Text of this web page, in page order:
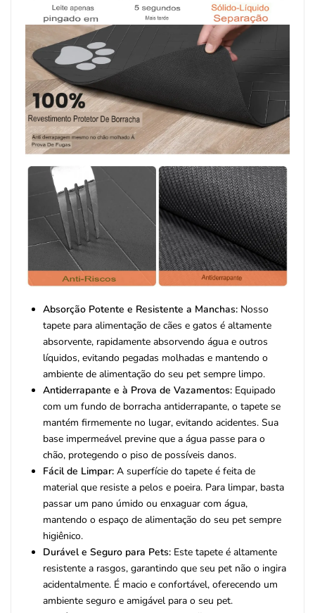
Absorção Potente e Resistente a Manchas: Nosso
tapete para alimentação de cães e gatos é altamente
absorvente, rapidamente absorvendo água e outros
líquidos, evitando pegadas molhadas e mantendo o
ambiente de alimentação do seu pet sempre limpo.
Antiderrapante e à Prova de Vazamentos: Equipado
com um fundo de borracha antiderrapante, o tapete se
mantém firmemente no lugar, evitando acidentes. Sua
base impermeável previne que a água passe para o
chão, protegendo o piso de possíveis danos.
Fácil de Limpar: A superfície do tapete é feita de
material que resiste a pelos e poeira. Para limpar, basta
passar um pano úmido ou enxaguar com água,
mantendo o espaço de alimentação do seu pet sempre
higiênico.
Durável e Seguro para Pets: Este tapete é altamente
resistente a rasgos, garantindo que seu pet não o ingira
acidentalmente. É macio e confortável, oferecendo um
ambiente seguro e amigável para o seu pet.